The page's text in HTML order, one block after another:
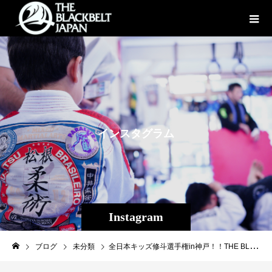
Instagram
インスタグラ ム
ブログ 未分類 全日本キッズ修斗選手権in神戸！！THE BLACKBELT JAPANは千葉＆沖縄で4階級の優勝者勇気を持って力の限り戦い抜き、最良の経験となりました。http://j-shooto.com/2024/08/26/post-40293/さあ次は12月、高学年、中学生の全日本です！#全日本キッズ修斗#修斗#THEBLACKBELTJAPAN #TBJ #修斗 #shooto